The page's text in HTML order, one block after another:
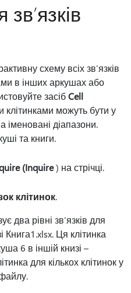
схему всіх зв’язків
в інших аркушах або
засібCell
клітинками можуть бути у
діапазони.
та книги.
(Inquire) на стрічці.
клітинок.
два рівні зв’язків для
Книга1.xlsx. Ця клітинка
6 в іншій книзі –
для кількох клітинок у